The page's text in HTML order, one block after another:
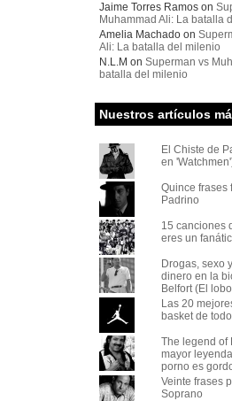
Jaime Torres Ramoson
Muhammad Ali: La batalla
Amelia Machadoon
Ali: La batalla del milenio
N.L.M on Superman vs
batalla del milenio
Nuestros artículos
El Chiste de
en
Quince frases
Padrino
15 canciones
eres un
Drogas, sexo
dinero en la
Belfort (El
Las 20
basket de
The legend of
mayor
porno es
Veinte frases
Soprano